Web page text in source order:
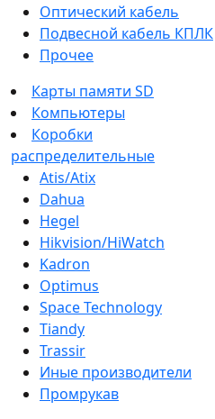
Оптический кабель
Подвесной кабель КПЛК
Прочее
Карты памяти SD
Компьютеры
Коробки
распределительные
Atis/Atix
Dahua
Hegel
Hikvision/HiWatch
Kadron
Optimus
Space Technology
Tiandy
Trassir
Иные производители
Промрукав